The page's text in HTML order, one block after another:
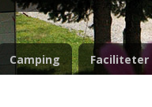
Camping Faciliteter